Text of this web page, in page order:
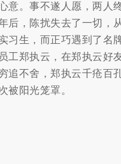
意。事不遂人愿，两人
后，陈扰失去了一切，
习生，而正巧遇到了名
工郑执云，在郑执云好
追不舍，郑执云千疮百
被阳光笼罩。